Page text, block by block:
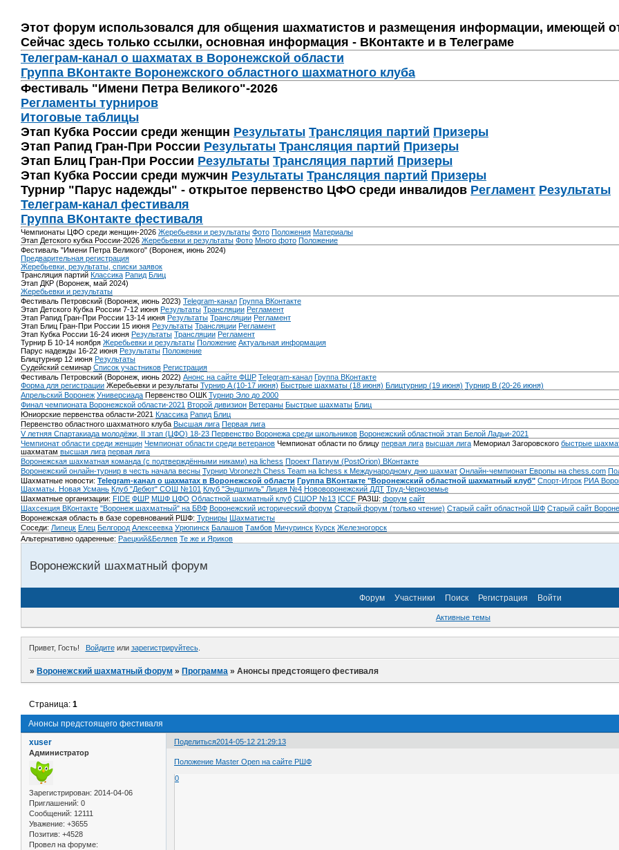
Этот форум использовался для общения шахматистов и размещения информации, имеющей
Сейчас здесь только ссылки, основная информация - ВКонтакте и в Телеграме
Телеграм-канал о шахматах в Воронежской области
Группа ВКонтакте Воронежского областного шахматного клуба
Фестиваль "Имени Петра Великого"-2026
Регламенты турниров
Итоговые таблицы
Этап Кубка России среди женщин Результаты Трансляция партий Призеры
Этап Рапид Гран-При России Результаты Трансляция партий Призеры
Этап Блиц Гран-При России Результаты Трансляция партий Призеры
Этап Кубка России среди мужчин Результаты Трансляция партий Призеры
Турнир "Парус надежды" - открытое первенство ЦФО среди инвалидов Регламент Результаты
Телеграм-канал фестиваля
Группа ВКонтакте фестиваля
Чемпионаты ЦФО среди женщин-2026 Жеребьевки и результаты Фото Положения Материалы
Этап Детского кубка России-2026 Жеребьевки и результаты Фото Много фото Положение
Фестиваль "Имени Петра Великого" (Воронеж, июнь 2024)
Предварительная регистрация
Жеребьевки, результаты, списки заявок
Трансляция партий Классика Рапид Блиц
Этап ДКР (Воронеж, май 2024)
Жеребьевки и результаты
Фестиваль Петровский (Воронеж, июнь 2023) Telegram-канал Группа ВКонтакте
Этап Детского Кубка России 7-12 июня Результаты Трансляции Регламент
Этап Рапид Гран-При России 13-14 июня Результаты Трансляции Регламент
Этап Блиц Гран-При России 15 июня Результаты Трансляции Регламент
Этап Кубка России 16-24 июня Результаты Трансляции Регламент
Турнир Б 10-14 ноября Жеребьевки и результаты Положение Актуальная информация
Парус надежды 16-22 июня Результаты Положение
Блицтурнир 12 июня Результаты
Судейский семинар Список участников Регистрация
Фестиваль Петровский (Воронеж, июнь 2022) Анонс на сайте ФШР Telegram-канал Группа ВКонтакте
Форма для регистрации Жеребьевки и результаты Турнир A (10-17 июня) Быстрые шахматы (18 июня) Блицтурнир (19 июня) Турнир B (20-26 июня)
Апрельский Воронеж Универсиада Первенство ОШК Турнир Эло до 2000
Финал чемпионата Воронежской области-2021 Второй дивизион Ветераны Быстрые шахматы Блиц
Юниорские первенства области-2021 Классика Рапид Блиц
Первенство областного шахматного клуба Высшая лига Первая лига
V летняя Спартакиада молодёжи, II этап (ЦФО) 18-23 Первенство Воронежа среди школьников Воронежский областной этап Белой Ладьи-2021
Чемпионат области среди женщин Чемпионат области среди ветеранов Чемпионат области по блицу первая лига высшая лига Мемориал Загоровского быстрые
шахматам высшая лига первая лига
Воронежская шахматная команда (с подтверждёнными никами) на lichess Проект Патиум (PostOrion) ВКонтакте
Воронежский онлайн-турнир в честь начала весны Турнир Voronezh Chess Team на lichess к Международному дню шахмат Онлайн-чемпионат Европы на chess.com
Шахматные новости: Telegram-канал о шахматах в Воронежской области Группа ВКонтакте "Воронежский областной шахматный клуб" Спорт-Игрок РИА
Шахматы. Новая Усмань Клуб "Дебют" СОШ №101 Клуб "Эндшпиль" Лицея №4 Нововоронежский ДДТ Труд-Черноземье
Шахматные организации: FIDE ФШР МШФ ЦФО Областной шахматный клуб СШОР №13 ICCF РАЗШ: форум сайт
Шахсекция ВКонтакте "Воронеж шахматный" на БВФ Воронежский исторический форум Cтарый форум (только чтение) Старый сайт областной ШФ Старый сайт
Воронежская область в базе соревнований РШФ: Турниры Шахматисты
Соседи: Липецк Елец Белгород Алексеевка Урюпинск Балашов Тамбов Мичуринск Курск Железногорск
Альтернативно одаренные: Раецкий&Беляев Те же и Яриков
Воронежский шахматный форум
Форум Участники Поиск Регистрация Войти
Активные темы
Привет, Гость! Войдитеили зарегистрируйтесь.
»Воронежский шахматный форум »Программа »Анонсы предстоящего фестиваля
Анонсы предстоящего фестиваля
Страница:1
Поделиться2014-05-12 21:29:13
xuser
Администратор
Зарегистрирован: 2014-04-06
Приглашений: 0
Сообщений: 12111
Уважение: +3655
Позитив: +4528
Провел на форуме:
Положение Master Open на сайте РШФ
0